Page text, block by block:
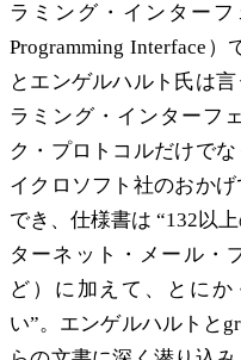
ラミング・インターフ
Programming Interface
とエンゲルハルト氏は
ラミング・インターフ
ク・プロトコルだけで
イクロソフト社のおか
でき、仕様書は “132以
ターネット・メール・
ど）に加えて、とに
い”。エンゲルハルトと